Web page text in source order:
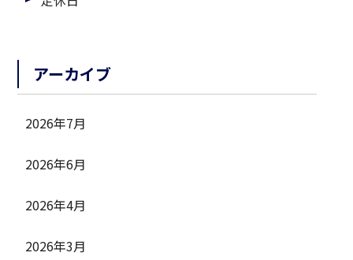
アーカイブ
2026年7月
2026年6月
2026年4月
2026年3月